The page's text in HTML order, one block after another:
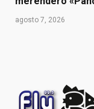
agosto 7, 2026